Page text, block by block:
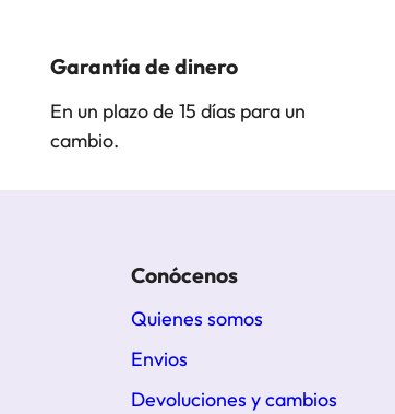
Garantía de dinero
En un plazo de 15 días para un
cambio.
Conócenos
Quienes somos
Envios
Devoluciones y cambios